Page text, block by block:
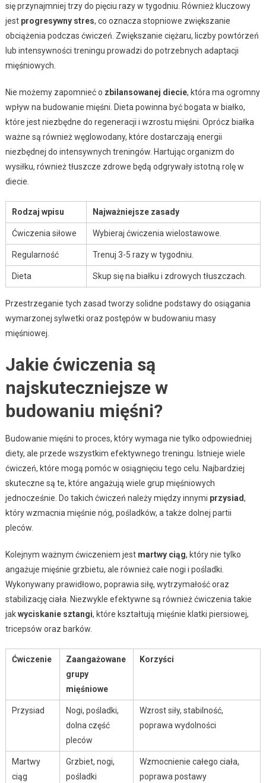
się przynajmniej trzy do pięciu razy w tygodniu. Również kluczowy
jest progresywny stres, co oznacza stopniowe zwiększanie
obciążenia podczas ćwiczeń. Zwiększanie ciężaru, liczby powtórzeń
lub intensywności treningu prowadzi do potrzebnych adaptacji
mięśniowych.
Nie możemy zapomnieć o zbilansowanej diecie, która ma ogromny
wpływ na budowanie mięśni. Dieta powinna być bogata w białko,
które jest niezbędne do regeneracji i wzrostu mięśni. Oprócz białka
ważne są również węglowodany, które dostarczają energii
niezbędnej do intensywnych treningów. Hartując organizm do
wysiłku, również tłuszcze zdrowe będą odgrywały istotną rolę w
diecie.
Rodzaj wpisu Najważniejsze zasady
Ćwiczenia siłowe Wybieraj ćwiczenia wielostawowe.
Regularność Trenuj 3-5 razy w tygodniu.
Dieta Skup się na białku i zdrowych tłuszczach.
Przestrzeganie tych zasad tworzy solidne podstawy do osiągania
wymarzonej sylwetki oraz postępów w budowaniu masy
mięśniowej.
Jakie ćwiczenia są
najskuteczniejsze w
budowaniu mięśni?
Budowanie mięśni to proces, który wymaga nie tylko odpowiedniej
diety, ale przede wszystkim efektywnego treningu. Istnieje wiele
ćwiczeń, które mogą pomóc w osiągnięciu tego celu. Najbardziej
skuteczne są te, które angażują wiele grup mięśniowych
jednocześnie. Do takich ćwiczeń należy między innymi przysiad,
który wzmacnia mięśnie nóg, pośladków, a także dolnej partii
pleców.
Kolejnym ważnym ćwiczeniem jest martwy ciąg, który nie tylko
angażuje mięśnie grzbietu, ale również całe nogi i pośladki.
Wykonywany prawidłowo, poprawia siłę, wytrzymałość oraz
stabilizację ciała. Niezwykle efektywne są również ćwiczenia takie
jakwyciskanie sztangi, które kształtują mięśnie klatki piersiowej,
tricepsów oraz barków.
Ćwiczenie
Zaangażowane
grupy
mięśniowe
Korzyści
Przysiad
Nogi, pośladki,
dolna część
pleców
Wzrost siły, stabilność,
poprawa wydolności
Martwy
ciąg
Grzbiet, nogi,
pośladki
Wzmocnienie całego ciała,
poprawa postawy